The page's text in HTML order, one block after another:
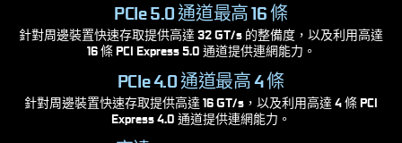
PCIe 5.0 通道最高 16 條
針對周邊裝置快速存取提供高達 32 GT/s 的整備度，以及利用高達
16 條 PCI Express 5.0 通道提供連網能力。
PCIe 4.0 通道最高 4 條
針對周邊裝置快速存取提供高達 16 GT/s，以及利用高達 4 條 PCI
Express 4.0 通道提供連網能力。